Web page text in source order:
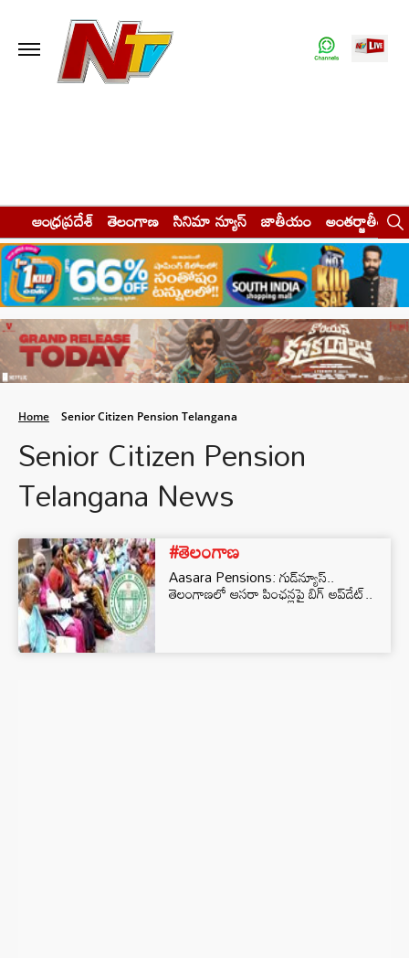
ఆంధ్రప్రదేశ్ తెలంగాణ సినిమా న్యూస్ జాతీయం అంతర్జాతీయం
Home Senior Citizen Pension Telangana
Senior Citizen Pension
Telangana News
#తెలంగాణ
Aasara Pensions: గుడ్‌న్యూస్..
తెలంగాణలో ఆసరా పింఛన్లపై బిగ్ అప్‌డేట్..